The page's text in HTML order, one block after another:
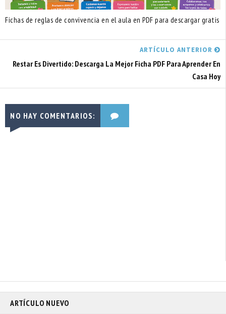
Fichas de reglas de convivencia en el aula en PDF para descargar gratis
ARTÍCULO ANTERIOR
Restar Es Divertido: Descarga La Mejor Ficha PDF Para Aprender En
Casa Hoy
NO HAY COMENTARIOS:
ARTÍCULO NUEVO